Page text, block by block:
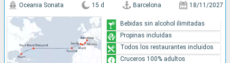
Oceania Sonata 15 d Barcelona 18/11/2027
Bebidas sin alcohol ilimitadas
Propinas incluidas
Todos los restaurantes incluidos
Cruceros 100% adultos